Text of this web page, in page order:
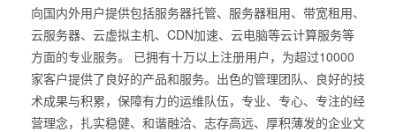
向国内外用户提供包括服务器托管、服务器租用、带宽租用、
云服务器、云虚拟主机、CDN加速、云电脑等云计算服务等
方面的专业服务。 已拥有十万以上注册用户，为超过10000
家客户提供了良好的产品和服务。出色的管理团队、良好的技
术成果与积累，保障有力的运维队伍，专业、专心、专注的经
营理念，扎实稳健、和谐融洽、志存高远、厚积薄发的企业文